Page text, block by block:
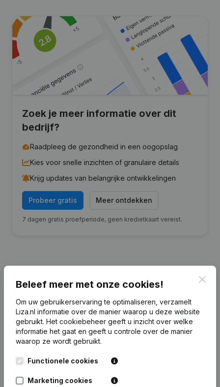
Zoek je meer informatie over dit
bedrijf?
Raadpleeg de gezondheid in een oogopslag
Kies voor snelle inzichten of granulaire details
Krijg updates van belangrijke ontwikkelingen
Probeer gratis Meer ontdekken
7 dagen gratis proefperiode, geen kredietkaart vereist.
Financiële gegevens van
Nijmegen
2023 2022 2021
Eigen
vermogen
€772.896 1.593.806
Beleef meer met onze cookies!
Om uw gebruikerservaring te optimaliseren, verzamelt
Liza.nl informatie over de manier waarop u deze website
gebruikt. Het cookiebeheer geeft u inzicht over welke
informatie het gaat en geeft u controle over de manier
waarop ze wordt gebruikt.
Functionele cookies
Marketing cookies